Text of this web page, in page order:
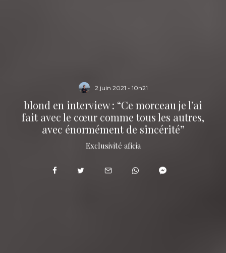
2 juin 2021 - 10h21
blond en interview : “Ce morceau je l’ai
fait avec le cœur comme tous les autres,
avec énormément de sincérité”
Exclusivité aficia